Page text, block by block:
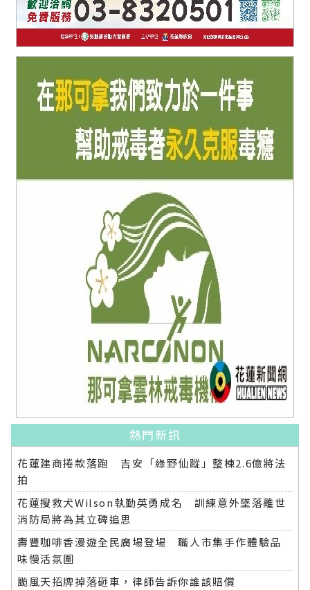
熱門新訊
花蓮建商捲款落跑 吉安「綠野仙蹤」整棟2.6億將法
拍
花蓮搜救犬Wilson執勤英勇成名 訓練意外墜落離世
消防局將為其立碑追思
壽豐咖啡香漫遊全民廣場登場 職人市集手作體驗品
味慢活氛圍
颱風天招牌掉落砸車，律師告訴你誰該賠償